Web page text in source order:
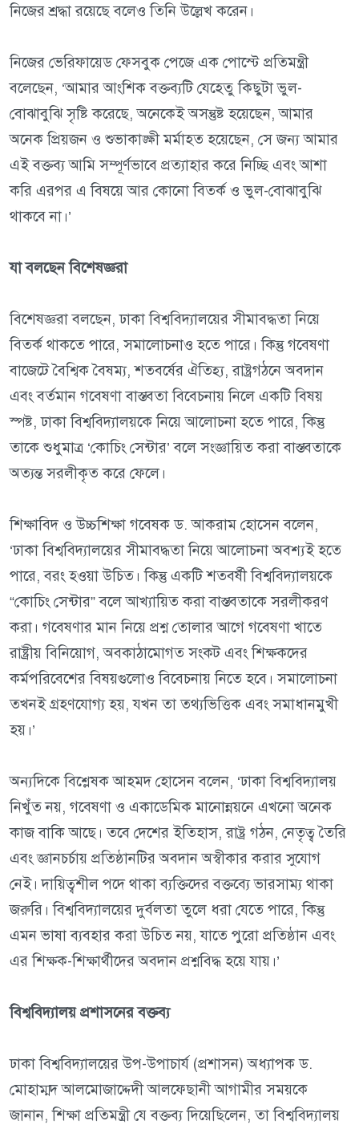
নিজের শ্রদ্ধা রয়েছে বলেও তিনি উল্লেখ করেন।
নিজের ভেরিফায়েড ফেসবুক পেজে এক পোস্টে প্রতিমন্ত্রী
বলেছেন, ‘আমার আংশিক বক্তব্যটি যেহেতু কিছুটা ভুল-
বোঝাবুঝি সৃষ্টি করেছে, অনেকেই অসন্তুষ্ট হয়েছেন, আমার
অনেক প্রিয়জন ও শুভাকাঙ্ক্ষী মর্মাহত হয়েছেন, সে জন্য আমার
এই বক্তব্য আমি সম্পূর্ণভাবে প্রত্যাহার করে নিচ্ছি এবং আশা
করি এরপর এ বিষয়ে আর কোনো বিতর্ক ও ভুল-বোঝাবুঝি
থাকবে না।’
যা বলছেন বিশেষজ্ঞরা
বিশেষজ্ঞরা বলছেন, ঢাকা বিশ্ববিদ্যালয়ের সীমাবদ্ধতা নিয়ে
বিতর্ক থাকতে পারে, সমালোচনাও হতে পারে। কিন্তু গবেষণা
বাজেটে বৈশ্বিক বৈষম্য, শতবর্ষের ঐতিহ্য, রাষ্ট্রগঠনে অবদান
এবং বর্তমান গবেষণা বাস্তবতা বিবেচনায় নিলে একটি বিষয়
স্পষ্ট, ঢাকা বিশ্ববিদ্যালয়কে নিয়ে আলোচনা হতে পারে, কিন্তু
তাকে শুধুমাত্র ‘কোচিং সেন্টার’ বলে সংজ্ঞায়িত করা বাস্তবতাকে
অত্যন্ত সরলীকৃত করে ফেলে।
শিক্ষাবিদ ও উচ্চশিক্ষা গবেষক ড. আকরাম হোসেন বলেন,
‘ঢাকা বিশ্ববিদ্যালয়ের সীমাবদ্ধতা নিয়ে আলোচনা অবশ্যই হতে
পারে, বরং হওয়া উচিত। কিন্তু একটি শতবর্ষী বিশ্ববিদ্যালয়কে
“কোচিং সেন্টার” বলে আখ্যায়িত করা বাস্তবতাকে সরলীকরণ
করা। গবেষণার মান নিয়ে প্রশ্ন তোলার আগে গবেষণা খাতে
রাষ্ট্রীয় বিনিয়োগ, অবকাঠামোগত সংকট এবং শিক্ষকদের
কর্মপরিবেশের বিষয়গুলোও বিবেচনায় নিতে হবে। সমালোচনা
তখনই গ্রহণযোগ্য হয়, যখন তা তথ্যভিত্তিক এবং সমাধানমুখী
হয়।’
অন্যদিকে বিশ্লেষক আহমদ হোসেন বলেন, ‘ঢাকা বিশ্ববিদ্যালয়
নিখুঁত নয়, গবেষণা ও একাডেমিক মানোন্নয়নে এখনো অনেক
কাজ বাকি আছে। তবে দেশের ইতিহাস, রাষ্ট্র গঠন, নেতৃত্ব তৈরি
এবং জ্ঞানচর্চায় প্রতিষ্ঠানটির অবদান অস্বীকার করার সুযোগ
নেই। দায়িত্বশীল পদে থাকা ব্যক্তিদের বক্তব্যে ভারসাম্য থাকা
জরুরি। বিশ্ববিদ্যালয়ের দুর্বলতা তুলে ধরা যেতে পারে, কিন্তু
এমন ভাষা ব্যবহার করা উচিত নয়, যাতে পুরো প্রতিষ্ঠান এবং
এর শিক্ষক-শিক্ষার্থীদের অবদান প্রশ্নবিদ্ধ হয়ে যায়।’
বিশ্ববিদ্যালয় প্রশাসনের বক্তব্য
ঢাকা বিশ্ববিদ্যালয়ের উপ-উপাচার্য (প্রশাসন) অধ্যাপক ড.
মোহাম্মদ আলমোজাদ্দেদী আলফেছানী আগামীর সময়কে
জানান, শিক্ষা প্রতিমন্ত্রী যে বক্তব্য দিয়েছিলেন, তা বিশ্ববিদ্যালয়